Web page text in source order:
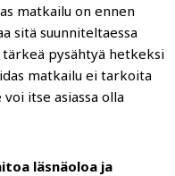
matkailu on ennen
sitä suunniteltaessa
pysähtyä hetkeksi
matkailu ei tarkoita
itse asiassa olla
läsnäoloa ja